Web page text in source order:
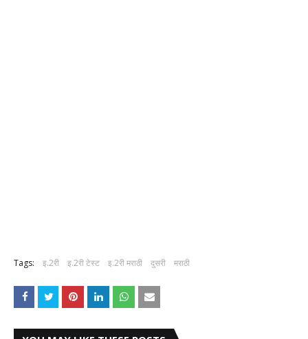
Tags: इ.2री इ.2री टेस्ट इ.2री मराठी दुसरी मराठी